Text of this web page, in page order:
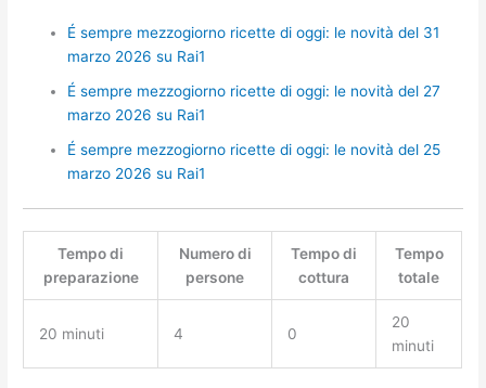
É sempre mezzogiorno ricette di oggi: le novità del 31
marzo 2026 su Rai1
É sempre mezzogiorno ricette di oggi: le novità del 27
marzo 2026 su Rai1
É sempre mezzogiorno ricette di oggi: le novità del 25
marzo 2026 su Rai1
Tempo di
preparazione
Numero di
persone
Tempo di
cottura
Tempo
totale
20 minuti 4 0
20
minuti